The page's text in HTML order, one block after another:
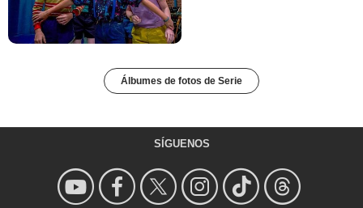
Álbumes de fotos de Serie
SÍGUENOS